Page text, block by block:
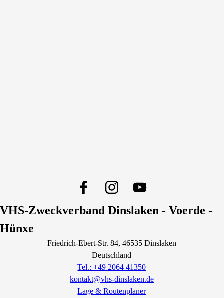
VHS-Zweckverband Dinslaken - Voerde -
Hünxe
Friedrich-Ebert-Str. 84, 46535 Dinslaken
Deutschland
Tel.: +49 2064 41350
kontakt@vhs-dinslaken.de
Lage & Routenplaner